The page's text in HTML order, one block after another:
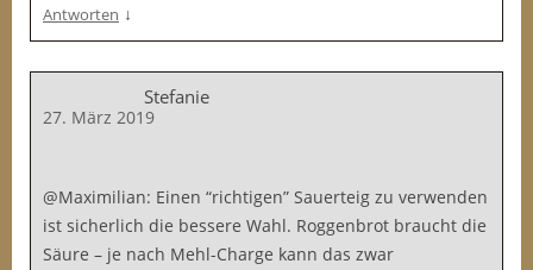
Antworten ↓
Stefanie
27. März 2019
@Maximilian: Einen “richtigen” Sauerteig zu verwenden
ist sicherlich die bessere Wahl. Roggenbrot braucht die
Säure – je nach Mehl-Charge kann das zwar